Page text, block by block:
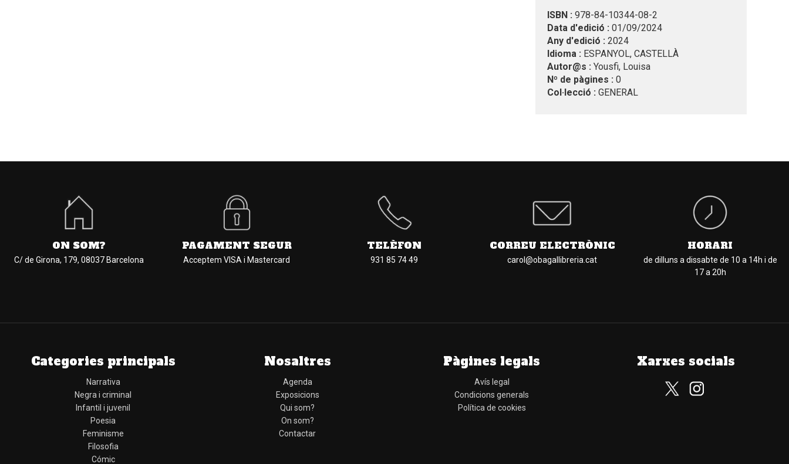
ISBN : 978-84-10344-08-2
Data d'edició : 01/09/2024
Any d'edició : 2024
Idioma : ESPANYOL, CASTELLÀ
Autor@s : Yousfi, Louisa
Nº de pàgines : 0
Col·lecció : GENERAL
ON SOM?
C/ de Girona, 179, 08037 Barcelona
PAGAMENT SEGUR
Acceptem VISA i Mastercard
TELÈFON
931 85 74 49
CORREU ELECTRÒNIC
carol@obagallibreria.cat
HORARI
de dilluns a dissabte de 10 a 14h i de
17 a 20h
Categories principals
Narrativa
Negra i criminal
Infantil i juvenil
Poesia
Feminisme
Filosofia
Cómic
Nosaltres
Agenda
Exposicions
Qui som?
On som?
Contactar
Pàgines legals
Avís legal
Condicions generals
Política de cookies
Xarxes socials